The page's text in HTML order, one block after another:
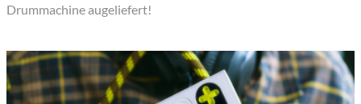
Drummachine augeliefert!